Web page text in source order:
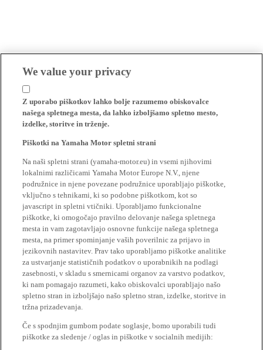
We value your privacy
Z uporabo piškotkov lahko bolje razumemo obiskovalce
našega spletnega mesta, da lahko izboljšamo spletno mesto,
izdelke, storitve in trženje.
Piškotki na Yamaha Motor spletni strani
Na naši spletni strani (yamaha-motor.eu) in vsemi njihovimi
lokalnimi različicami Yamaha Motor Europe N.V., njene
podružnice in njene povezane podružnice uporabljajo piškotke,
vključno s tehnikami, ki so podobne piškotkom, kot so
javascript in spletni vtičniki. Uporabljamo funkcionalne
piškotke, ki omogočajo pravilno delovanje našega spletnega
mesta in vam zagotavljajo osnovne funkcije našega spletnega
mesta, na primer spominjanje vaših poverilnic za prijavo in
jezikovnih nastavitev. Prav tako uporabljamo piškotke analitike
za ustvarjanje statističnih podatkov o uporabnikih na podlagi
zasebnosti, v skladu s smernicami organov za varstvo podatkov,
ki nam pomagajo razumeti, kako obiskovalci uporabljajo našo
spletno stran in izboljšajo našo spletno stran, izdelke, storitve in
tržna prizadevanja.
Če s spodnjim gumbom podate soglasje, bomo uporabili tudi
piškotke za sledenje / oglas in piškotke v socialnih medijih: